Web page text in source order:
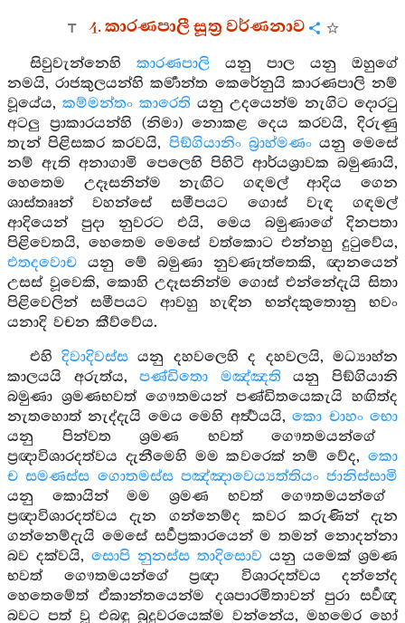
4. කාරණපාලී සූත්‍ර වර්ණනාව
සිවුවැන්නෙහි කාරණපාලියනු පාල යනු ඔහුගේ
නමයි, රාජකුලයන්හි කර්‍මාන්ත කෙරේනුයි කාරණපාලි නම්
වූයේය, කම්මන්තං කාරෙති යනු උදයෙන්ම නැගිට දොරටු
අටලු ප්‍රාකාරයන්හි (නිමා) නොකළ දෙය කරවයි, දිරුණු
තැන් පිළිසකර කරවයි, පිඞ්ගියානිං බ්‍රාහ්මණංයනු මෙසේ
නම් ඇති අනාගාමි පෙලෙහි පිහිටි ආර්යශ්‍රාවක බමුණායි,
හෙතෙම උදෑසනින්ම නැඟිට ගඳමල් ආදිය ගෙන
ශාස්තෲන් වහන්සේ සමීපයට ගොස් වැඳ ගඳමල්
ආදියෙන් පුදා නුවරට එයි, මෙය බමුණාගේ දිනපතා
පිළිවෙතයි, හෙතෙම මෙසේ වත්කොට එන්නහු දුටුවේය,
එතදවොච යනු මේ බමුණා නුවණැත්තෙකි, ඥානයෙන්
උසස් වූවෙකි, කොහි උදෑසනින්ම ගොස් එන්නේදැයි සිතා
පිළිවෙලින් සමීපයට ආවහු හැඳින භන්දකුතොනු භවං
යනාදි වචන කීව්වේය.
එහිදිවාදිවස්ස යනු දහවලෙහි ද දහවලයි, මධ්‍යාහ්න
කාලයයි අරුත්ය,පණ්ඩිතො මඤ්ඤති යනු පිඞ්ගියානි
බමුණා ශ්‍රමණභවත් ගෞතමයන් පණ්ඩිතයෙකැයි හඟිත්ද
නැතහොත් නැද්දැයි මෙය මෙහි අර්‍ත්‍ථයයි,කො චාහං භො
යනු පින්වත ශ්‍රමණ භවත් ගෞතමයන්ගේ
ප්‍රඥාවිශාරදත්වය දැනීමෙහි මම කවරෙක් නම් වේද, කො
ච සමණස්ස ගොතමස්ස පඤ්ඤාවෙය්‍යත්තියං ජානිස්සාමි
යනු කොයින් මම ශ්‍රමණ භවත් ගෞතමයන්ගේ
ප්‍රඥාවිශාරදත්වය දැන ගන්නෙම්ද කවර කරුණින් දැන
ගන්නෙම්දැයි මෙසේ සර්‍වප්‍රකාරයෙන් ම තමන් නොදන්නා
බව දක්වයි, සොපි නුනස්ස තාදිසොව යනු යමෙක් ශ්‍රමණ
භවත් ගෞතමයන්ගේ ප්‍රඥා විශාරදත්වය දන්නේද
හෙතෙමේත් ඒකාන්තයෙන්ම දශපාරමිතාවන් පුරා සර්‍වඥ
බවට පත් වූ එබඳු බුදුවරයෙක්ම වන්නේය, මහමෙර හෝ